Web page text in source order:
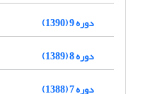
دوره 9 (1390)
دوره 8 (1389)
دوره 7 (1388)